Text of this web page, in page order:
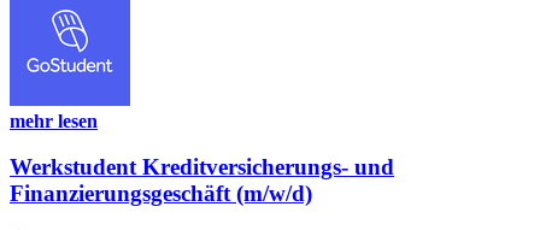
mehr lesen
Werkstudent Kreditversicherungs- und
Finanzierungsgeschäft (m/w/d)